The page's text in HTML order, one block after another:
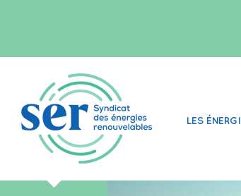
LES